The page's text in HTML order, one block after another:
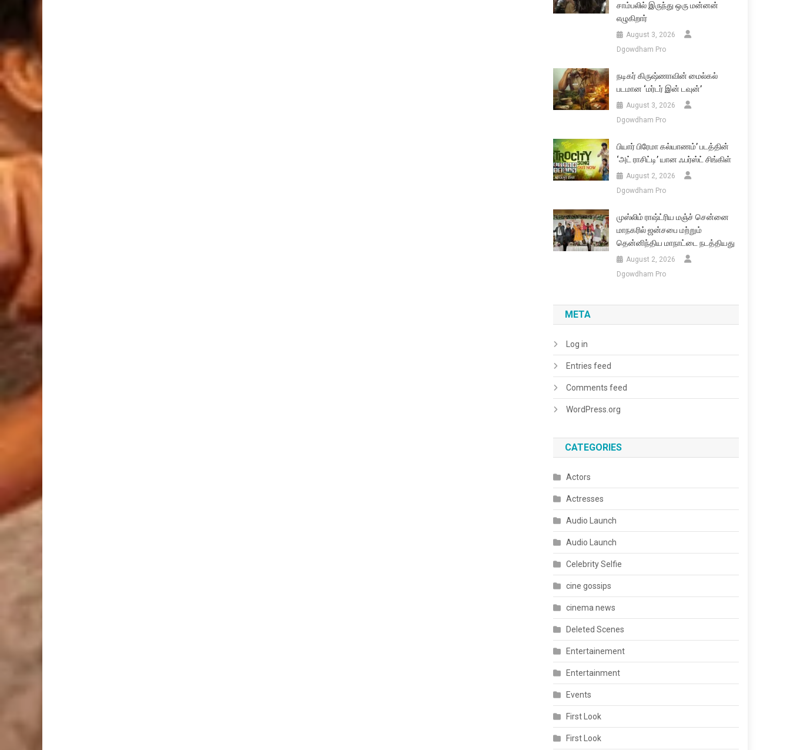
சாம்பலில் இருந்து ஒரு மன்னன்
எழுகிறார்
August 3, 2026
Dgowdham Pro
நடிகர் கிருஷ்ணாவின் மைல்கல்
படமான ‘மர்டர் இன் டவுன்’
August 3, 2026
Dgowdham Pro
பியார் பிரேமா கல்யாணம்’ படத்தின்
‘அட் ராசிட்டி’ யான ஃபர்ஸ்ட் சிங்கிள்
August 2, 2026
Dgowdham Pro
முஸ்லிம் ராஷ்ட்ரிய மஞ்ச் சென்னை
மாநகரில் ஜன்சபை மற்றும்
தென்னிந்திய மாநாட்டை நடத்தியது
August 2, 2026
Dgowdham Pro
META
Log in
Entries feed
Comments feed
WordPress.org
CATEGORIES
Actors
Actresses
Audio Launch
Audio Launch
Celebrity Selfie
cine gossips
cinema news
Deleted Scenes
Entertainement
Entertainment
Events
First Look
First Look